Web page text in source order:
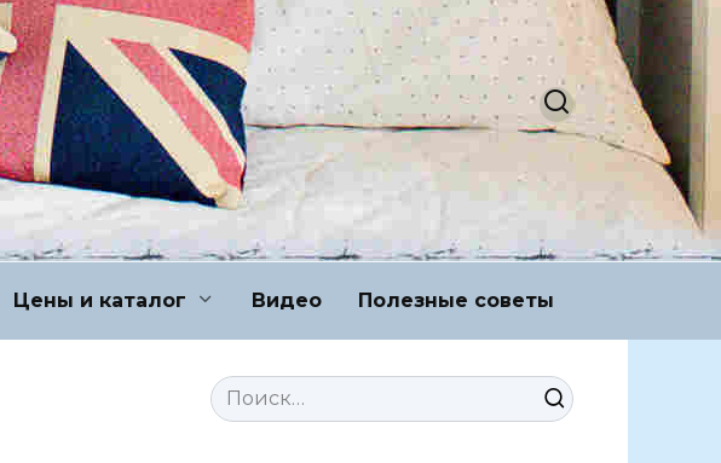
Цены и каталог Видео Полезные советы
Search
for: